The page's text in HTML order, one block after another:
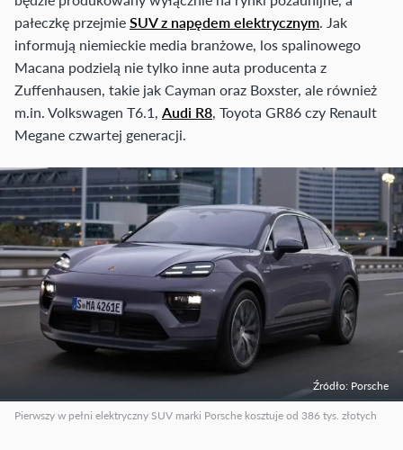
pałeczkę przejmieSUV z napędem elektrycznym. Jak
informują niemieckie media branżowe, los spalinowego
Macana podzielą nie tylko inne auta producenta z
Zuffenhausen, takie jak Cayman oraz Boxster, ale również
m.in. Volkswagen T6.1, Audi R8, Toyota GR86 czy Renault
Megane czwartej generacji.
Źródło: Porsche
Pierwszy w pełni elektryczny SUV marki Porsche kosztuje od 386 tys. złotych